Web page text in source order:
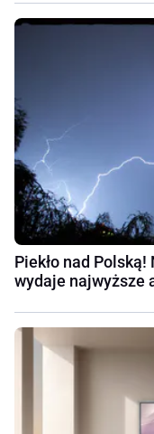
Piekło nad
wydaje najwyższe